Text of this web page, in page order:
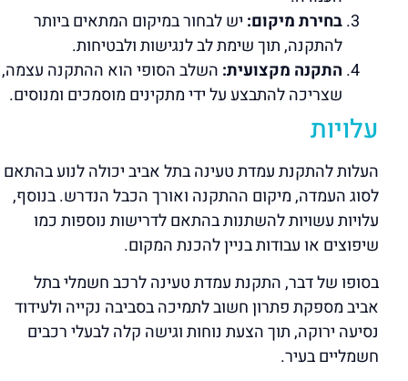
בחירת מיקום: יש לבחור במיקום המתאים ביותר
להתקנה, תוך שימת לב לנגישות ולבטיחות.
התקנה מקצועית: השלב הסופי הוא ההתקנה עצמה,
שצריכה להתבצע על ידי מתקינים מוסמכים ומנוסים.
עלויות
העלות להתקנת עמדת טעינה בתל אביב יכולה לנוע בהתאם
לסוג העמדה, מיקום ההתקנה ואורך הכבל הנדרש. בנוסף,
עלויות עשויות להשתנות בהתאם לדרישות נוספות כמו
שיפוצים או עבודות בניין להכנת המקום.
בסופו של דבר, התקנת עמדת טעינה לרכב חשמלי בתל
אביב מספקת פתרון חשוב לתמיכה בסביבה נקייה ולעידוד
נסיעה ירוקה, תוך הצעת נוחות וגישה קלה לבעלי רכבים
חשמליים בעיר.